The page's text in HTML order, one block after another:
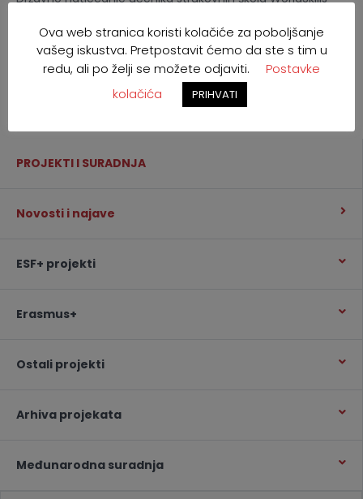
izvrsnosti, inovativnosti i vidljivosti strukovnog obrazovanja
i osposobljavanja koji se financira iz Europskog socijalnog
fonda+. Više informacija o natjecateljskim disciplinama
https://worldskillscroatia.hr/
PROJEKTI I SURADNJA
Novosti i najave
ESF+ projekti
Erasmus+
Ostali projekti
Arhiva projekata
Međunarodna suradnja
Ova web stranica koristi kolačiće za poboljšanje
vašeg iskustva. Pretpostavit ćemo da ste s tim u
redu, ali po želji se možete odjaviti.
Postavke
kolačića
PRIHVATI